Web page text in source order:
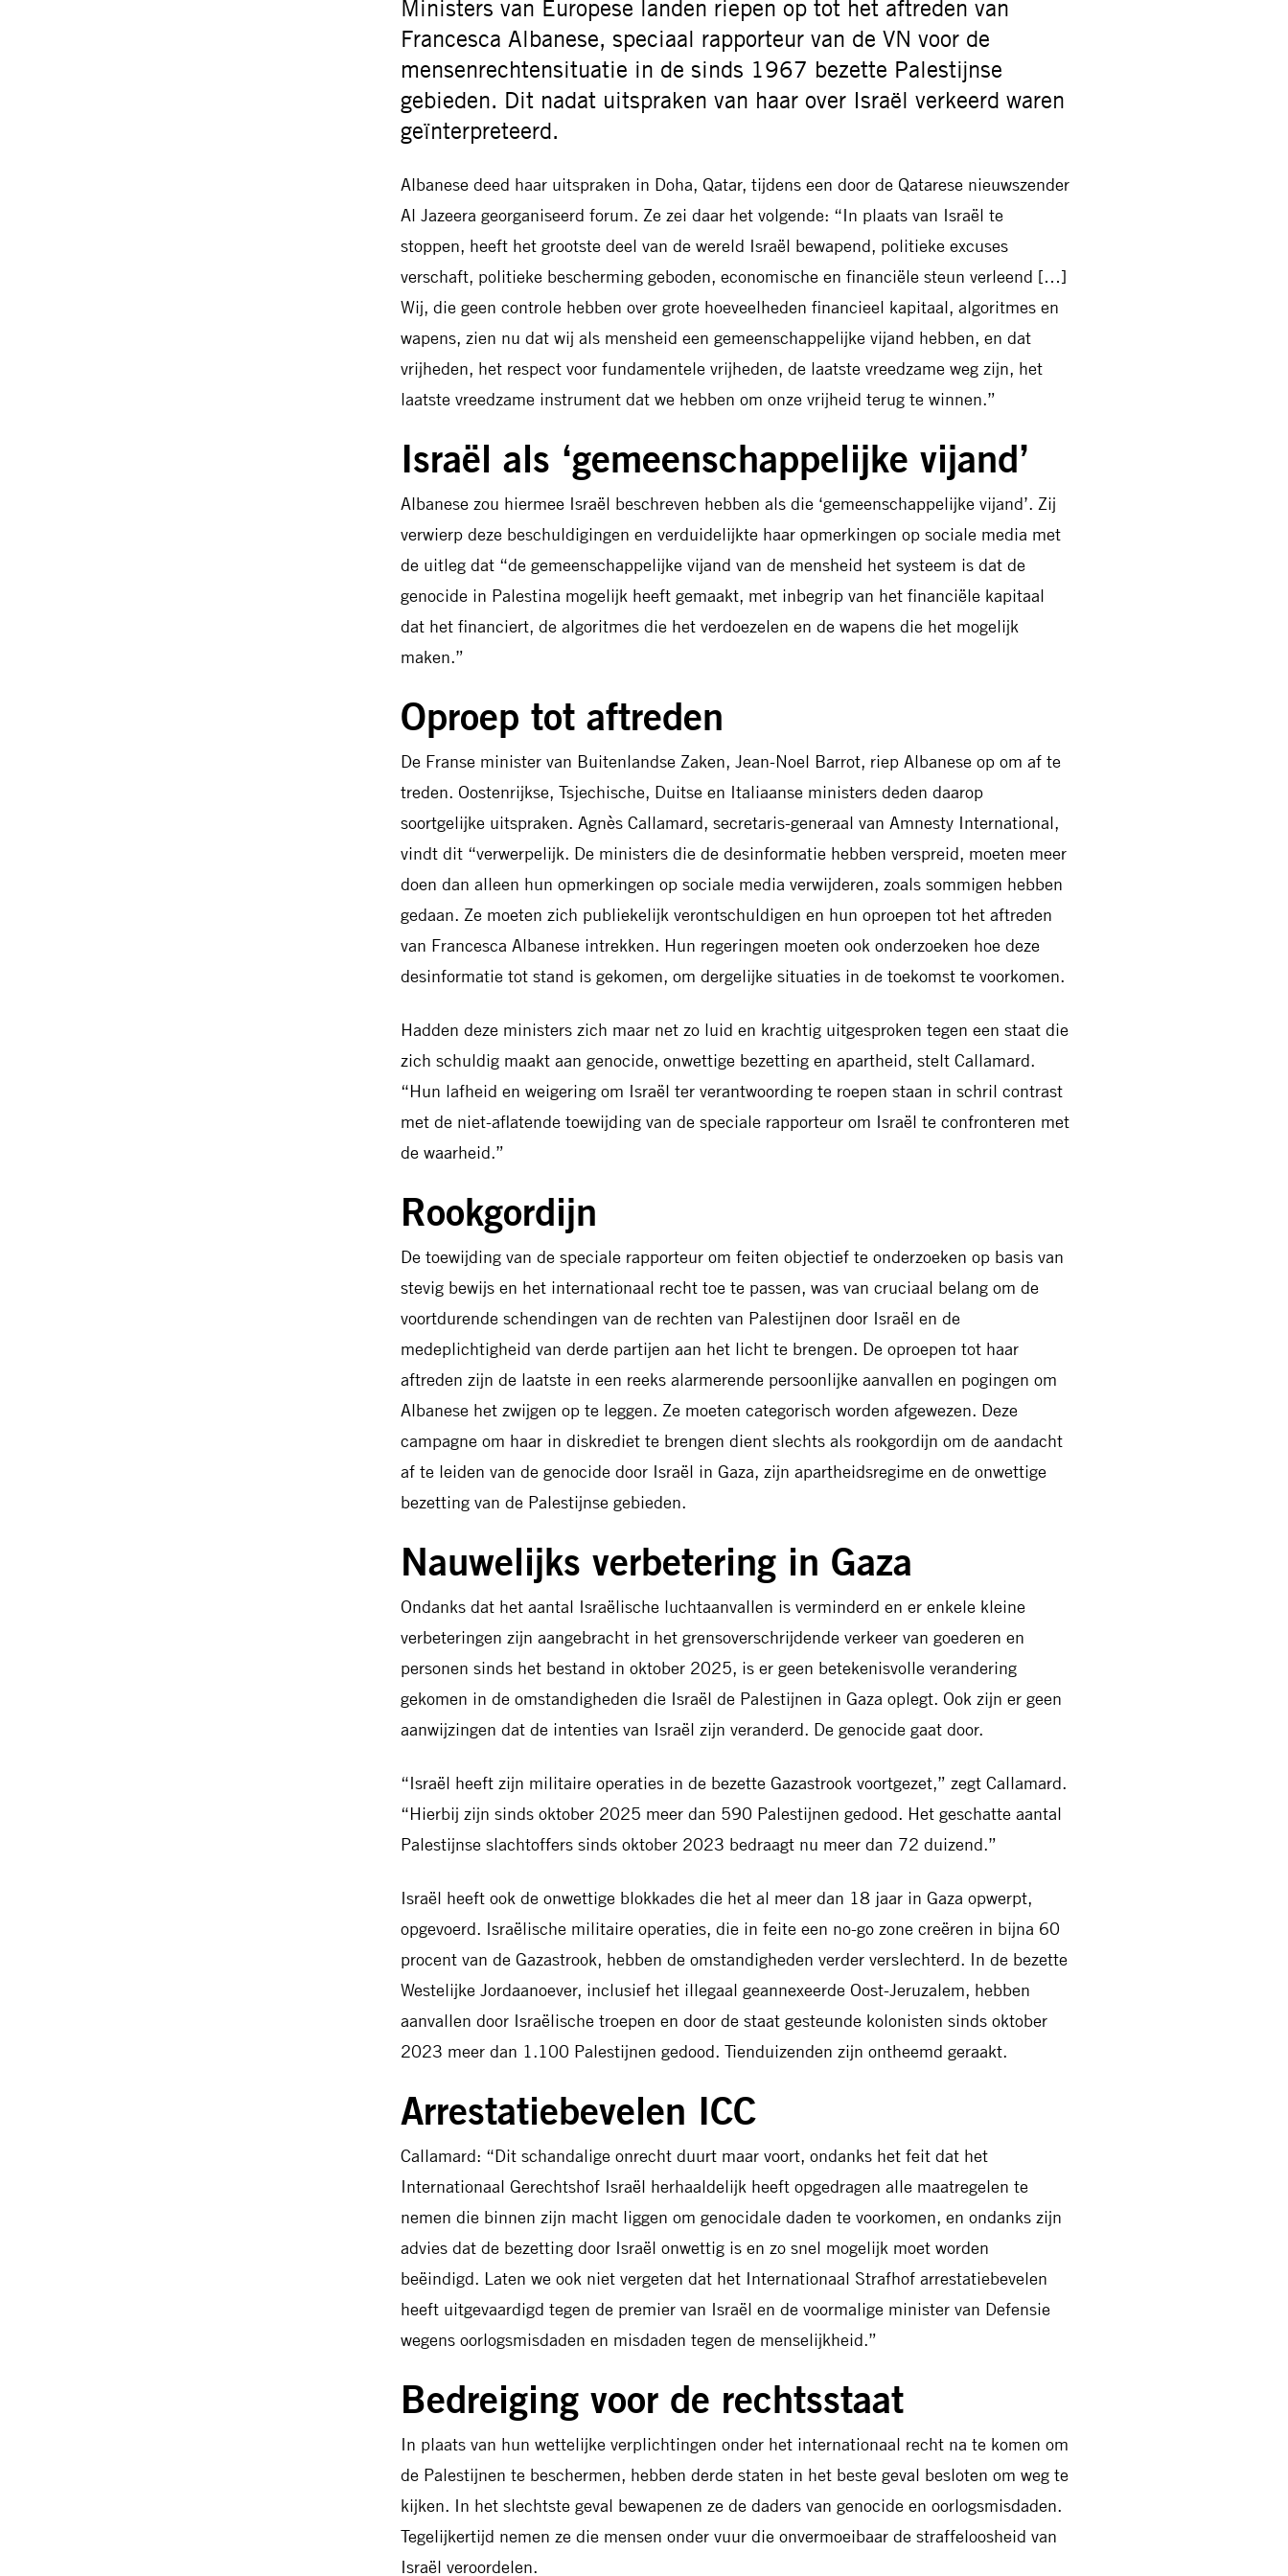
Ministers van Europese landen riepen op tot het aftreden van
Francesca Albanese, speciaal rapporteur van de VN voor de
mensenrechtensituatie in de sinds 1967 bezette Palestijnse
gebieden. Dit nadat uitspraken van haar over Israël verkeerd waren
geïnterpreteerd.
Albanese deed haar uitspraken in Doha, Qatar, tijdens een door de Qatarese nieuwszender
Al Jazeera georganiseerd forum. Ze zei daar het volgende: “In plaats van Israël te
stoppen, heeft het grootste deel van de wereld Israël bewapend, politieke excuses
verschaft, politieke bescherming geboden, economische en financiële steun verleend […]
Wij, die geen controle hebben over grote hoeveelheden financieel kapitaal, algoritmes en
wapens, zien nu dat wij als mensheid een gemeenschappelijke vijand hebben, en dat
vrijheden, het respect voor fundamentele vrijheden, de laatste vreedzame weg zijn, het
laatste vreedzame instrument dat we hebben om onze vrijheid terug te winnen.”
Israël als ‘gemeenschappelijke vijand’
Albanese zou hiermee Israël beschreven hebben als die ‘gemeenschappelijke vijand’. Zij
verwierp deze beschuldigingen en verduidelijkte haar opmerkingen op sociale media met
de uitleg dat “de gemeenschappelijke vijand van de mensheid het systeem is dat de
genocide in Palestina mogelijk heeft gemaakt, met inbegrip van het financiële kapitaal
dat het financiert, de algoritmes die het verdoezelen en de wapens die het mogelijk
maken.”
Oproep tot aftreden
De Franse minister van Buitenlandse Zaken, Jean-Noel Barrot, riep Albanese op om af te
treden. Oostenrijkse, Tsjechische, Duitse en Italiaanse ministers deden daarop
soortgelijke uitspraken. Agnès Callamard, secretaris-generaal van Amnesty International,
vindt dit “verwerpelijk. De ministers die de desinformatie hebben verspreid, moeten meer
doen dan alleen hun opmerkingen op sociale media verwijderen, zoals sommigen hebben
gedaan. Ze moeten zich publiekelijk verontschuldigen en hun oproepen tot het aftreden
van Francesca Albanese intrekken. Hun regeringen moeten ook onderzoeken hoe deze
desinformatie tot stand is gekomen, om dergelijke situaties in de toekomst te voorkomen.
Hadden deze ministers zich maar net zo luid en krachtig uitgesproken tegen een staat die
zich schuldig maakt aan genocide, onwettige bezetting en apartheid, stelt Callamard.
“Hun lafheid en weigering om Israël ter verantwoording te roepen staan in schril contrast
met de niet-aflatende toewijding van de speciale rapporteur om Israël te confronteren met
de waarheid.”
Rookgordijn
De toewijding van de speciale rapporteur om feiten objectief te onderzoeken op basis van
stevig bewijs en het internationaal recht toe te passen, was van cruciaal belang om de
voortdurende schendingen van de rechten van Palestijnen door Israël en de
medeplichtigheid van derde partijen aan het licht te brengen. De oproepen tot haar
aftreden zijn de laatste in een reeks alarmerende persoonlijke aanvallen en pogingen om
Albanese het zwijgen op te leggen. Ze moeten categorisch worden afgewezen. Deze
campagne om haar in diskrediet te brengen dient slechts als rookgordijn om de aandacht
af te leiden van de genocide door Israël in Gaza, zijn apartheidsregime en de onwettige
bezetting van de Palestijnse gebieden.
Nauwelijks verbetering in Gaza
Ondanks dat het aantal Israëlische luchtaanvallen is verminderd en er enkele kleine
verbeteringen zijn aangebracht in het grensoverschrijdende verkeer van goederen en
personen sinds het bestand in oktober 2025, is er geen betekenisvolle verandering
gekomen in de omstandigheden die Israël de Palestijnen in Gaza oplegt. Ook zijn er geen
aanwijzingen dat de intenties van Israël zijn veranderd. De genocide gaat door.
“Israël heeft zijn militaire operaties in de bezette Gazastrook voortgezet,” zegt Callamard.
“Hierbij zijn sinds oktober 2025 meer dan 590 Palestijnen gedood. Het geschatte aantal
Palestijnse slachtoffers sinds oktober 2023 bedraagt nu meer dan 72 duizend.”
Israël heeft ook de onwettige blokkades die het al meer dan 18 jaar in Gaza opwerpt,
opgevoerd. Israëlische militaire operaties, die in feite een no-go zone creëren in bijna 60
procent van de Gazastrook, hebben de omstandigheden verder verslechterd. In de bezette
Westelijke Jordaanoever, inclusief het illegaal geannexeerde Oost-Jeruzalem, hebben
aanvallen door Israëlische troepen en door de staat gesteunde kolonisten sinds oktober
2023 meer dan 1.100 Palestijnen gedood. Tienduizenden zijn ontheemd geraakt.
Arrestatiebevelen ICC
Callamard: “Dit schandalige onrecht duurt maar voort, ondanks het feit dat het
Internationaal Gerechtshof Israël herhaaldelijk heeft opgedragen alle maatregelen te
nemen die binnen zijn macht liggen om genocidale daden te voorkomen, en ondanks zijn
advies dat de bezetting door Israël onwettig is en zo snel mogelijk moet worden
beëindigd. Laten we ook niet vergeten dat het Internationaal Strafhof arrestatiebevelen
heeft uitgevaardigd tegen de premier van Israël en de voormalige minister van Defensie
wegens oorlogsmisdaden en misdaden tegen de menselijkheid.”
Bedreiging voor de rechtsstaat
In plaats van hun wettelijke verplichtingen onder het internationaal recht na te komen om
de Palestijnen te beschermen, hebben derde staten in het beste geval besloten om weg te
kijken. In het slechtste geval bewapenen ze de daders van genocide en oorlogsmisdaden.
Tegelijkertijd nemen ze die mensen onder vuur die onvermoeibaar de straffeloosheid van
Israël veroordelen.